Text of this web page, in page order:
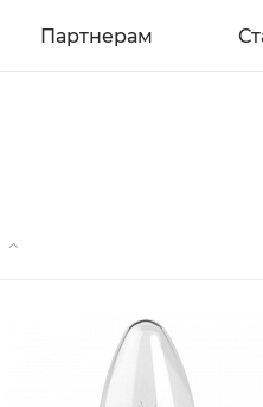
Партнерам